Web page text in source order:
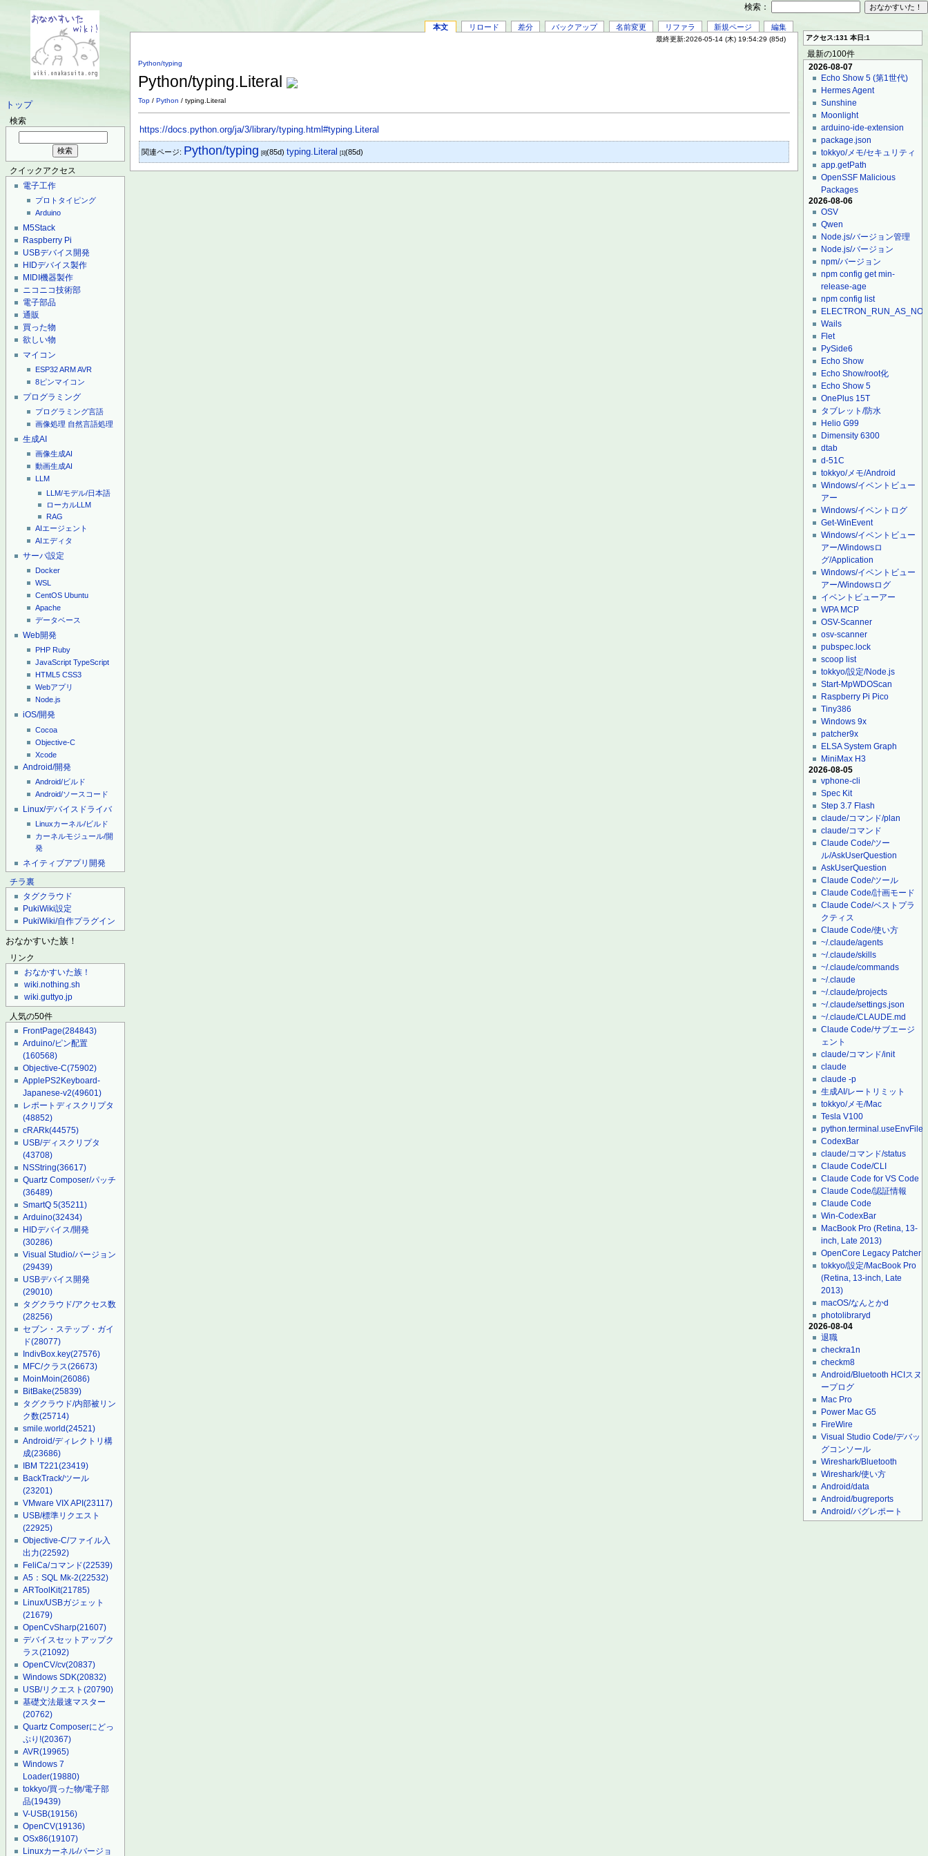
トップ
検索
クイックアクセス
電子工作
プロトタイピング
Arduino
M5Stack
Raspberry Pi
USBデバイス開発
HIDデバイス製作
MIDI機器製作
ニコニコ技術部
電子部品
通販
買った物
欲しい物
マイコン
ESP32ARMAVR
8ピンマイコン
プログラミング
プログラミング言語
画像処理 自然言語処理
生成AI
画像生成AI
動画生成AI
LLM
LLM/モデル/日本語
ローカルLLM
RAG
AIエージェント
AIエディタ
サーバ設定
Docker
WSL
CentOS Ubuntu
Apache
データベース
Web開発
PHP Ruby
JavaScript TypeScript
HTML5 CSS3
Webアプリ
Node.js
iOS/開発
Cocoa
Objective-C
Xcode
Android/開発
Android/ビルド
Android/ソースコード
Linux/デバイスドライバ
Linuxカーネル/ビルド
カーネルモジュール/開
発
ネイティブアプリ開発
チラ裏
タグクラウド
PukiWiki設定
PukiWiki/自作プラグイン
おなかすいた族！
リンク
おなかすいた族！
wiki.nothing.sh
wiki.guttyo.jp
人気の50件
FrontPage(284843)
Arduino/ピン配置
(160568)
Objective-C(75902)
ApplePS2Keyboard-
Japanese-v2(49601)
レポートディスクリプタ
(48852)
cRARk(44575)
USB/ディスクリプタ
(43708)
NSString(36617)
Quartz Composer/パッチ
(36489)
SmartQ 5(35211)
Arduino(32434)
HIDデバイス/開発
(30286)
Visual Studio/バージョン
(29439)
USBデバイス開発
(29010)
タグクラウド/アクセス数
(28256)
セブン・ステップ・ガイ
ド(28077)
IndivBox.key(27576)
MFC/クラス(26673)
MoinMoin(26086)
BitBake(25839)
タグクラウド/内部被リン
ク数(25714)
smile.world(24521)
Android/ディレクトリ構
成(23686)
IBM T221(23419)
BackTrack/ツール
(23201)
VMware VIX API(23117)
USB/標準リクエスト
(22925)
Objective-C/ファイル入
出力(22592)
FeliCa/コマンド(22539)
A5：SQL Mk-2(22532)
ARToolKit(21785)
Linux/USBガジェット
(21679)
OpenCvSharp(21607)
デバイスセットアップク
ラス(21092)
OpenCV/cv(20837)
Windows SDK(20832)
USB/リクエスト(20790)
基礎文法最速マスター
(20762)
Quartz Composerにどっ
ぷり!(20367)
AVR(19965)
Windows 7
Loader(19880)
tokkyo/買った物/電子部
品(19439)
V-USB(19156)
OpenCV(19136)
OSx86(19107)
Linuxカーネル/バージョ
本文 リロード 差分 バックアップ 名前変更 リファラ 新規ページ 編集
最終更新:2026-05-14 (木) 19:54:29 (85d)
Python/typing
Python/typing.Literal
Top /Python / typing.Literal
https://docs.python.org/ja/3/library/typing.html#typing.Literal
関連ページ: Python/typing [8](85d)typing.Literal [1](85d)
アクセス:131 本日:1
最新の100件
2026-08-07
Echo Show 5 (第1世代)
Hermes Agent
Sunshine
Moonlight
arduino-ide-extension
package.json
tokkyo/メモ/セキュリティ
app.getPath
OpenSSF Malicious
Packages
2026-08-06
OSV
Qwen
Node.js/バージョン管理
Node.js/バージョン
npm/バージョン
npm config get min-
release-age
npm config list
Wails
Flet
PySide6
Echo Show
Echo Show/root化
Echo Show 5
OnePlus 15T
タブレット/防水
Helio G99
Dimensity 6300
dtab
d-51C
tokkyo/メモ/Android
Windows/イベントビュー
アー
Windows/イベントログ
Get-WinEvent
Windows/イベントビュー
アー/Windowsロ
グ/Application
Windows/イベントビュー
アー/Windowsログ
イベントビューアー
WPA MCP
OSV-Scanner
osv-scanner
pubspec.lock
scoop list
tokkyo/設定/Node.js
Start-MpWDOScan
Raspberry Pi Pico
Tiny386
Windows 9x
patcher9x
ELSA System Graph
MiniMax H3
2026-08-05
vphone-cli
Spec Kit
Step 3.7 Flash
claude/コマンド/plan
claude/コマンド
Claude Code/ツー
ル/AskUserQuestion
AskUserQuestion
Claude Code/ツール
Claude Code/計画モード
Claude Code/ベストプラ
クティス
Claude Code/使い方
~/.claude/agents
~/.claude/skills
~/.claude/commands
~/.claude
~/.claude/projects
~/.claude/settings.json
~/.claude/CLAUDE.md
Claude Code/サブエージ
ェント
claude/コマンド/init
claude
claude -p
生成AI/レートリミット
tokkyo/メモ/Mac
Tesla V100
python.terminal.useEnvFile
CodexBar
claude/コマンド/status
Claude Code/CLI
Claude Code for VS Code
Claude Code/認証情報
Claude Code
Win-CodexBar
MacBook Pro (Retina, 13-
inch, Late 2013)
OpenCore Legacy Patcher
tokkyo/設定/MacBook Pro
(Retina, 13-inch, Late
2013)
macOS/なんとかd
photolibraryd
2026-08-04
退職
checkra1n
checkm8
Android/Bluetooth HCIスヌ
ープログ
Mac Pro
Power Mac G5
FireWire
Visual Studio Code/デバッ
グコンソール
Wireshark/Bluetooth
Wireshark/使い方
Android/data
Android/bugreports
Android/バグレポート
検索：